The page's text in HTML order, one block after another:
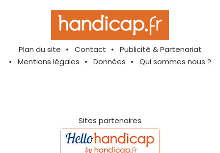
Plan du site Contact
Publicité & Partenariat
Mentions légales
Données Qui sommes nous ?
Sites partenaires